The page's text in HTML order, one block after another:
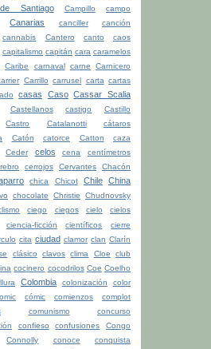
Santiago Campillo campo
Canarias canciller
canción
cannabis Cantero canto
caos
capitalismo capitán cara caramelos
Caribe carnaval carne
Carnicero
Carrillo carrusel carta cartas
casas Caso Cassar Scalia
Castellanos castigo
Castillo
Castro Catalanotti
cátaros
Catón catorce Catton
caza
Ceder celos cena
centímetros
cerrojos Cervantes
Chacón
chica Chicot Chile China
chocolate Christie
Chudnovsky
ciego ciegos cielo cielos
ciencia-ficción científicos
cierre
cita ciudad clamor clan Clarín
clásico clavos clima Cloe
club
cocinero cocodrilos Coe Coelho
Colombia colonización
color
cómic comienzos
complot
comunismo
concurso
confieso confusiones
Congo
Connolly conoce
conquista